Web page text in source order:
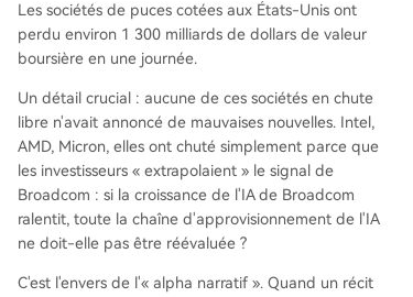
Les sociétés de puces cotées aux États-Unis ont
perdu environ 1 300 milliards de dollars de valeur
boursière en une journée.
Un détail crucial : aucune de ces sociétés en chute
libre n'avait annoncé de mauvaises nouvelles. Intel,
AMD, Micron, elles ont chuté simplement parce que
les investisseurs « extrapolaient » le signal de
Broadcom : si la croissance de l'IA de Broadcom
ralentit, toute la chaîne d'approvisionnement de l'IA
ne doit-elle pas être réévaluée ?
C'est l'envers de l'« alpha narratif ». Quand un récit